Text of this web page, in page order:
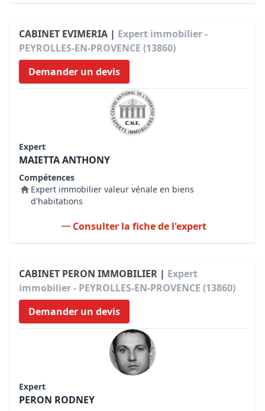
CABINET EVIMERIA | Expert immobilier -
PEYROLLES-EN-PROVENCE (13860)
Demander un devis
Expert
MAIETTA ANTHONY
Compétences
Expert immobilier valeur vénale en biens
d'habitations
Consulter la fiche de l'expert
CABINET PERON IMMOBILIER | Expert
immobilier - PEYROLLES-EN-PROVENCE (13860)
Demander un devis
Expert
PERON RODNEY